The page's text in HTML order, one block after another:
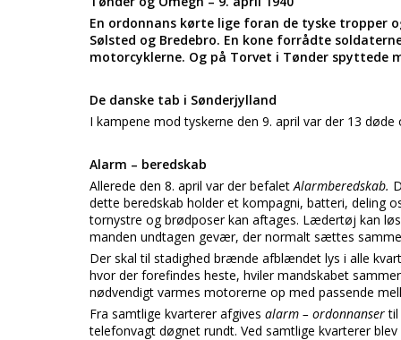
En ordonnans kørte lige foran de tyske tropper
Sølsted og Bredebro. En kone forrådte
motorcyklerne. Og på Torvet i Tønder spyttede
De danske tab i Sønderjylland
I kampene mod tyskerne den 9. april var der 13 døde
Alarm – beredskab
Allerede den 8. april var der befaletAlarmberedskab.
dette beredskab holder et kompagni, batteri, deling
tornystre og brødposer kan aftages. Lædertøj kan
manden undtagen gevær, der normalt sættes
Der skal til stadighed brænde afblændet lys i alle
hvor der forefindes heste, hviler mandskabet
nødvendigt varmes motorerne op med passende
Fra samtlige kvarterer afgives alarm – ordonnansertil
telefonvagt døgnet rundt. Ved samtlige kvarterer